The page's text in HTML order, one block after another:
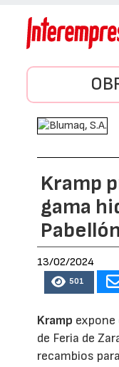
Kramp
gama
13/02/2024
501
Kramp expone
de Feria de
recambios